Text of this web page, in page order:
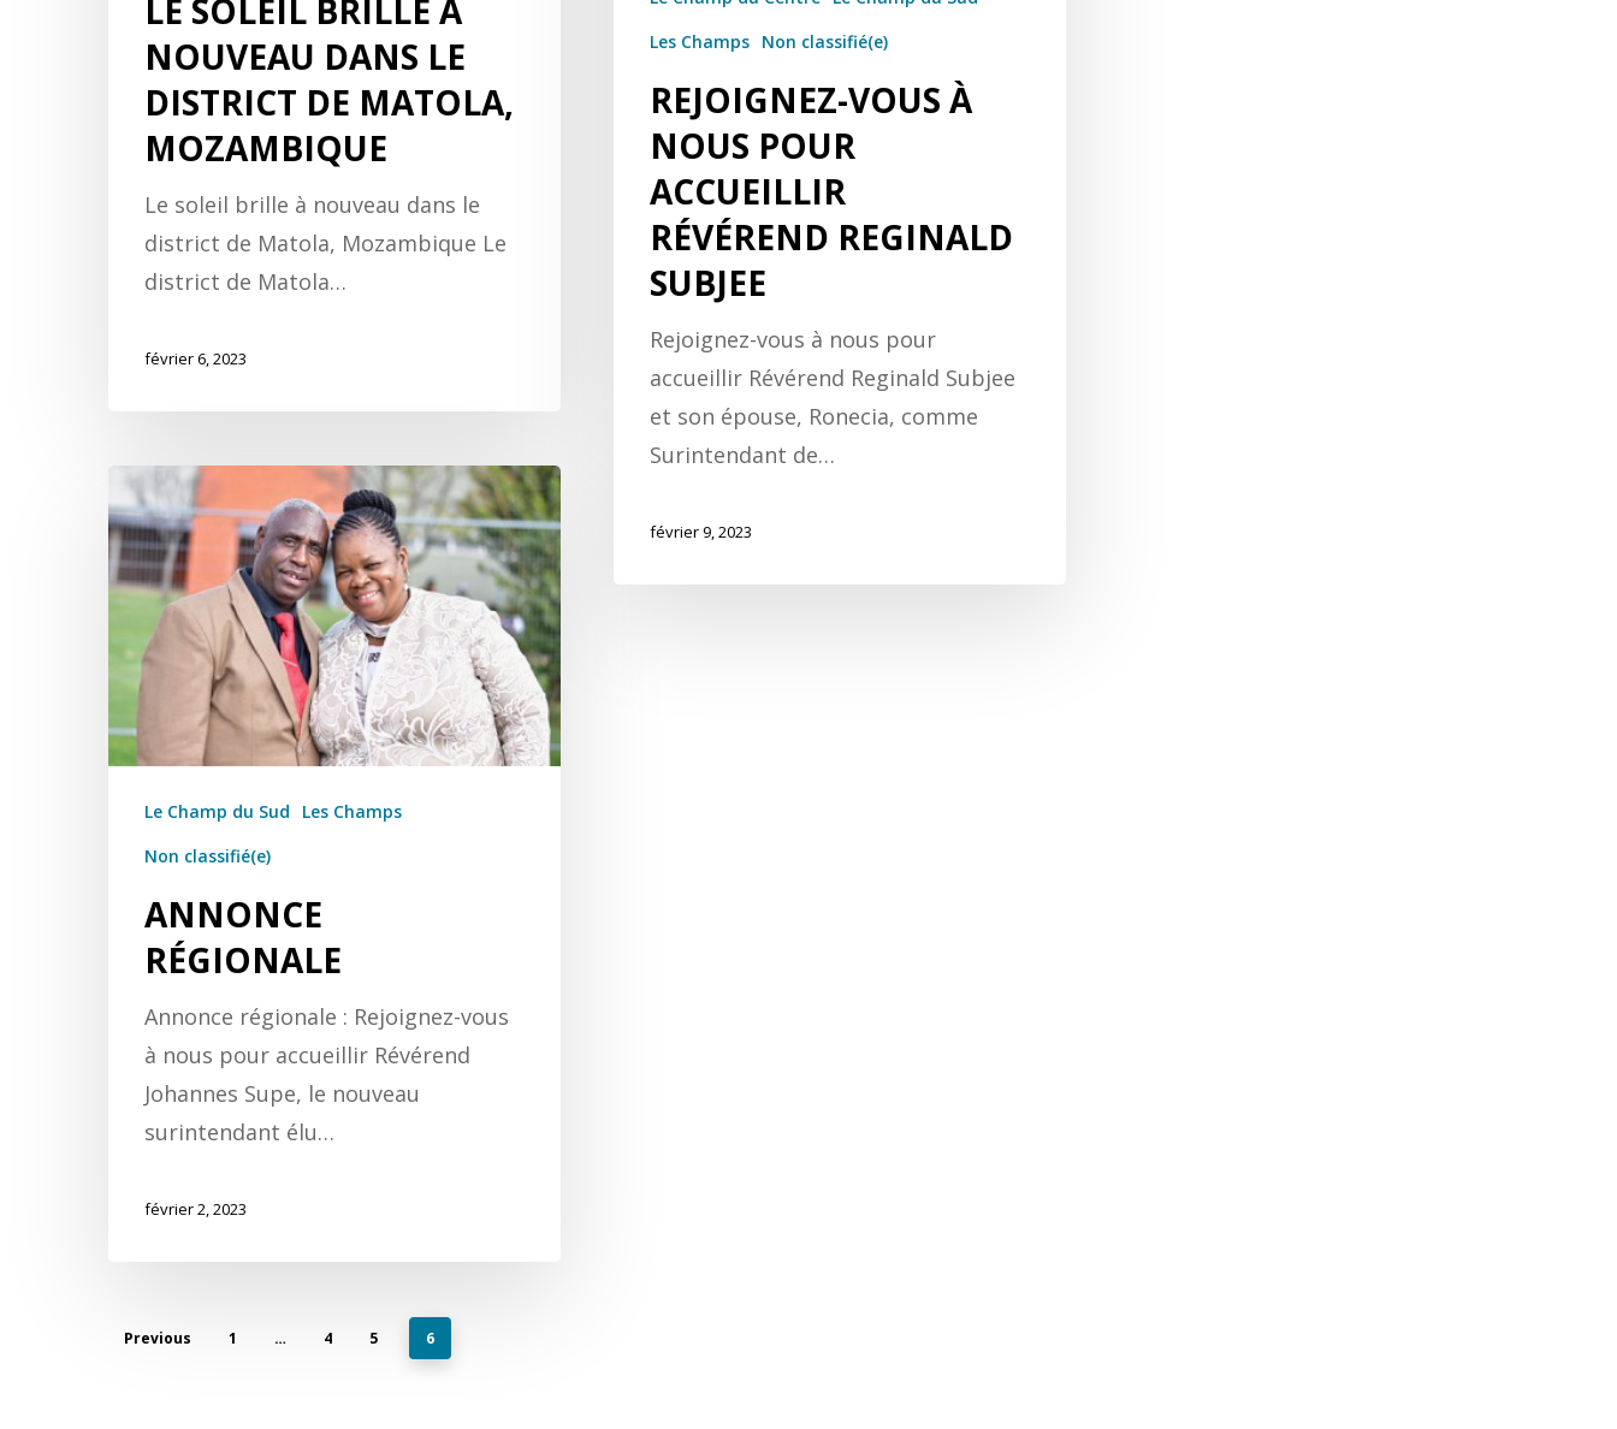
Les Champs Non classifié(e)
REJOIGNEZ-VOUS À
NOUS POUR
ACCUEILLIR
RÉVÉREND REGINALD
SUBJEE
Rejoignez-vous à nous pour
accueillir Révérend Reginald Subjee
et son épouse, Ronecia, comme
Surintendant de…
février 9, 2023
LE SOLEIL BRILLE À
NOUVEAU DANS LE
DISTRICT DE MATOLA,
MOZAMBIQUE
Le soleil brille à nouveau dans le
district de Matola, Mozambique Le
district de Matola…
février 6, 2023
Le Champ du Sud
Les Champs
Non classifié(e)
ANNONCE
RÉGIONALE
Annonce régionale : Rejoignez-vous
à nous pour accueillir Révérend
Johannes Supe, le nouveau
surintendant élu…
février 2, 2023
Previous 1 … 4 5 6